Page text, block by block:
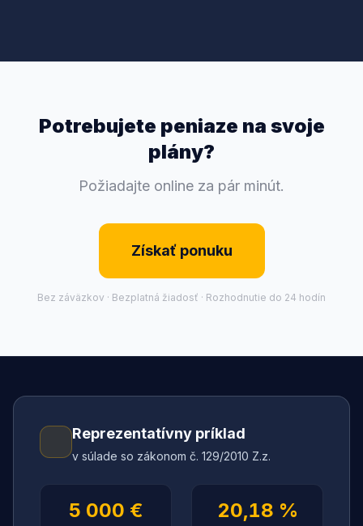
Potrebujete peniaze na svoje
plány?
Požiadajte online za pár minút.
Získať ponuku
Bez záväzkov · Bezplatná žiadosť · Rozhodnutie do 24 hodín
Reprezentatívny príklad
v súlade so zákonom č. 129/2010 Z.z.
5 000 € 20,18 %